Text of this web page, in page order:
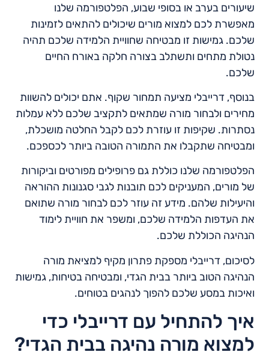
שיעורים בערב או בסופי שבוע, הפלטפורמה שלנו
מאפשרת לכם למצוא מורים שיכולים להתאים לזמינות
שלכם. גמישות זו מבטיחה שחוויית הלמידה שלכם תהיה
נטולת מתחים ותשתלב בצורה חלקה באורח החיים
שלכם.
בנוסף, דרייבלי מציעה תמחור שקוף. אתם יכולים להשוות
מחירים ולבחור מורה שמתאים לתקציב שלכם ללא עמלות
נסתרות. שקיפות זו עוזרת לכם לקבל החלטה מושכלת,
ומבטיחה שתקבלו את התמורה הטובה ביותר לכספכם.
הפלטפורמה שלנו כוללת גם פרופילים מפורטים וביקורות
של מורים, המעניקים לכם תובנות לגבי סגנונות ההוראה
והיעילות שלהם. מידע זה עוזר לכם לבחור מורה שתואם
את העדפות הלמידה שלכם, ומשפר את חוויית לימוד
הנהיגה הכוללת שלכם.
לסיכום, דרייבלי מספקת פתרון מקיף למציאת מורה
הנהיגה הטוב ביותר בבית הגדי, ומבטיחה בטיחות, גמישות
ואיכות במסע שלכם להפוך לנהגים בטוחים.
איך להתחיל עם דרייבלי כדי
למצוא מורה נהיגה בבית הגדי?